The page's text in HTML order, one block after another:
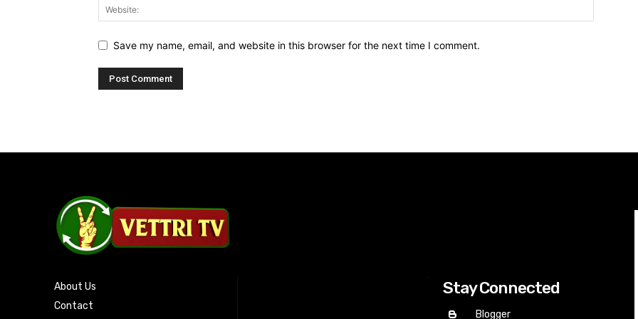
Save my name, email, and website in this browser for the next time I comment.
About Us
Contact
Stay Connected
Blogger